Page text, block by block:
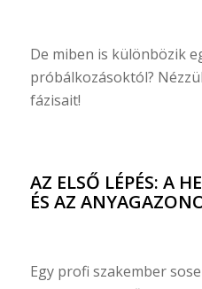
De miben is különbözik
próbálkozásoktól?
fázisait!
AZ ELSŐ LÉPÉS: A
ÉS AZ
Egy profi szakember